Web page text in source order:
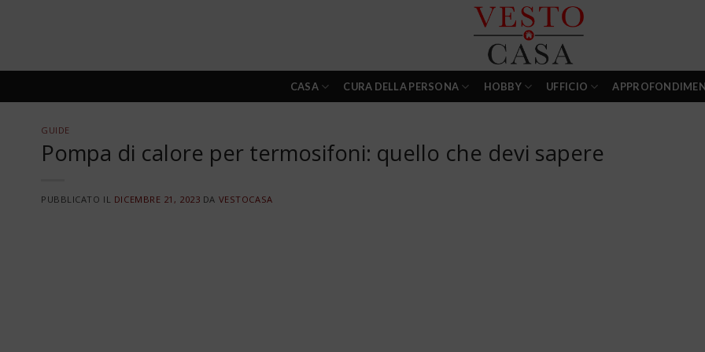
CASA CURA DELLA PERSONA HOBBY UFFICIO
GUIDE
Pompa di calore per termosifoni: quello che devi sapere
PUBBLICATO IL DICEMBRE 21, 2023 DA VESTOCASA